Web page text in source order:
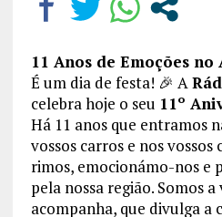
11 Anos de Emoções no
​É um dia de festa! 🎉 A
celebra hoje o seu 11º
​Há 11 anos que entramos
vossos carros e nos vossos
rimos, emocionámo-nos e
pela nossa região. Somos a
acompanha, que divulga a